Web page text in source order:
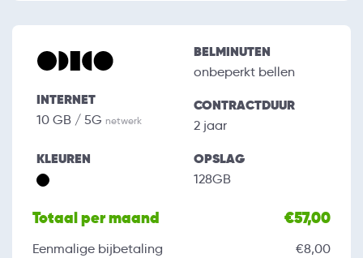
INTERNET
10 GB / 5G netwerk
BELMINUTEN
onbeperkt bellen
CONTRACTDUUR
2 jaar
KLEUREN OPSLAG
128GB
Totaal per maand €57,00
Eenmalige bijbetaling €8,00